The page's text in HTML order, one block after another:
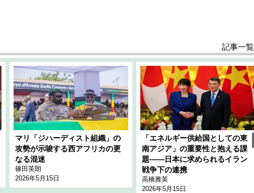
記事一覧
マリ「ジハーディスト組織」の
攻勢が示唆する西アフリカの更
なる混迷
篠田英朗
2026年5月15日
「エネルギー供給国としての東
南アジア」の重要性と抱える課
題――日本に求められるイラン
戦争下の連携
高橋雅英
2026年5月15日